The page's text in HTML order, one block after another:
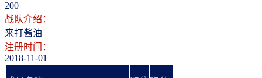
200
战队介绍：
来打酱油
注册时间：
2018-11-01